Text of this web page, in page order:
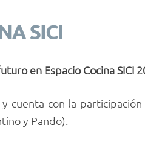
SICI
en Espacio Cocina SICI
cuenta con la
y Pando).